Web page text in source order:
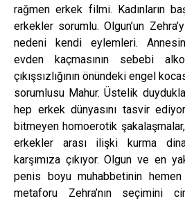
rağmen erkek filmi. Kadınların
erkekler sorumlu. Olgun’un
nedeni kendi eylemleri.
evden kaçmasının sebebi
çıkışsızlığının önündeki engel
sorumlusu Mahur. Üstelik
hep erkek dünyasını tasvir
bitmeyen homoerotik
erkekler arası ilişki kurma
karşımıza çıkıyor. Olgun ve en
penis boyu muhabbetinin hemen
metaforu Zehra’nın seçimini